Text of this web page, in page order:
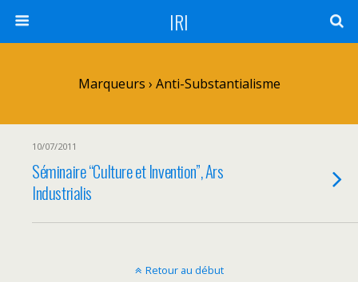
IRI
Marqueurs › Anti-Substantialisme
10/07/2011
Séminaire “Culture et Invention”, Ars
Industrialis
Retour au début